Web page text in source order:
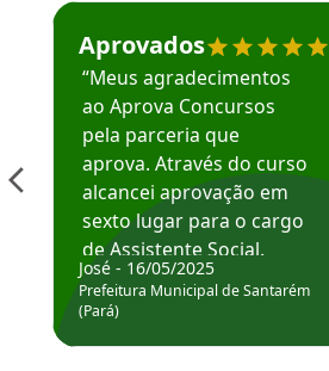
Estudante José recomenda o
Aprovados
“Meus agradecimentos
ao Aprova Concursos
pela parceria que
aprova. Através do curso
alcancei aprovação em
sexto lugar para o cargo
de Assistente Social.
Hoje estou atuando na
Prefeitura de Santarém.
José - 16/05/2025
Prefeitura Municipal de Santarém
(Pará)